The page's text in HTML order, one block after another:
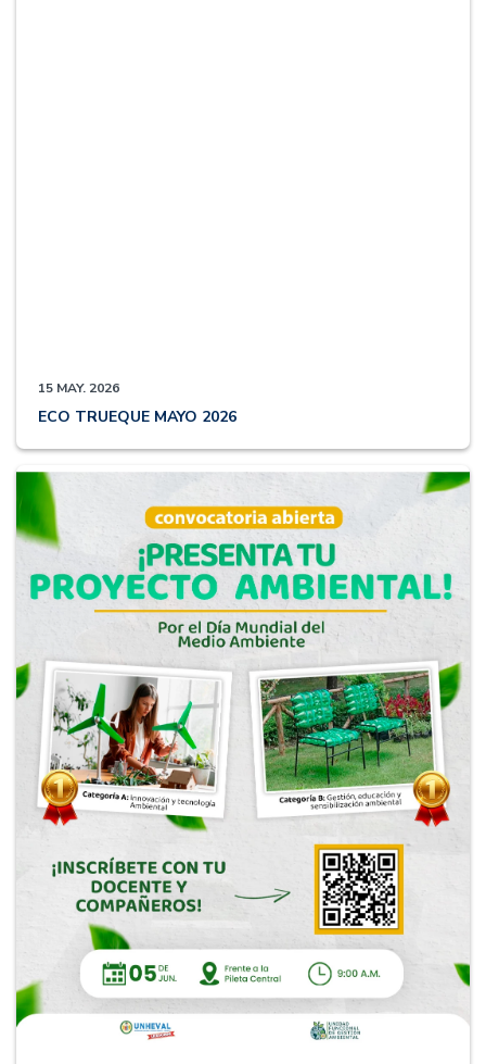
15 MAY. 2026
ECO TRUEQUE MAYO 2026